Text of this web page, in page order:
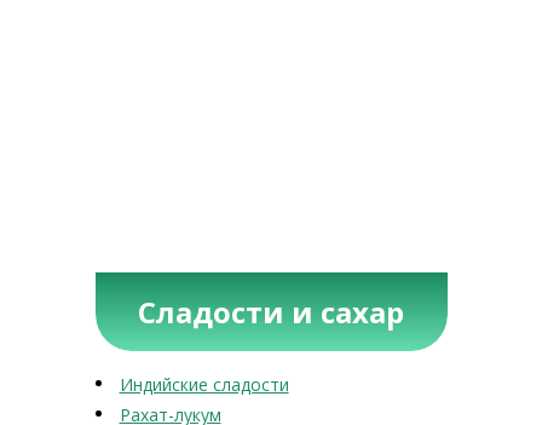
Сладости и сахар
Индийские сладости
Рахат-лукум